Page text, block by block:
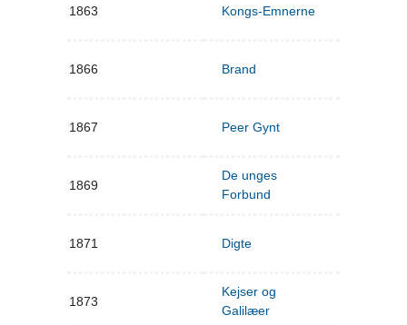
1863 Kongs-Emnerne
1866 Brand
1867 Peer Gynt
1869
De unges
Forbund
1871 Digte
1873
Kejser og
Galilæer